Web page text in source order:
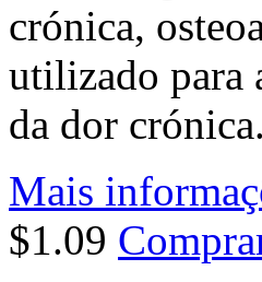
crónica,
utilizado para
da dor
Mais
$1.09